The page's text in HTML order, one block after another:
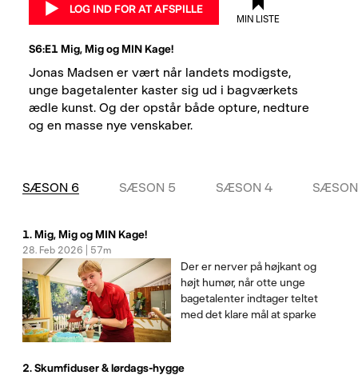
LOG IND FOR AT AFSPILLE
MIN LISTE
S6:E1 Mig, Mig og MIN Kage!
Jonas Madsen er vært når landets modigste,
unge bagetalenter kaster sig ud i bagværkets
ædle kunst. Og der opstår både opture, nedture
og en masse nye venskaber.
SÆSON 6 SÆSON 5 SÆSON 4
1. Mig, Mig og MIN Kage!
28. Feb 2026 | 57m
Der er nerver på højkant og
højt humør, når otte unge
bagetalenter indtager teltet
med det klare mål at sparke
2. Skumfiduser & lørdags-hygge